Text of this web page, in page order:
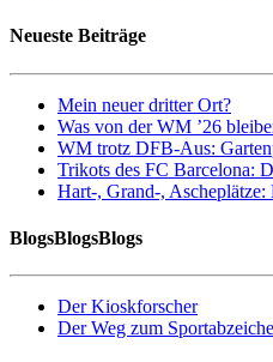
Neueste Beiträge
Mein neuer dritter Ort?
Was von der WM ’26
WM trotz DFB-Aus:
Trikots des FC Barcelona:
Hart-, Grand-, Ascheplätze:
BlogsBlogsBlogs
Der Kioskforscher
Der Weg zum